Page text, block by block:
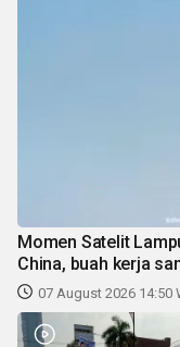
Momen Satelit
China, buah kerja
07 August 2026 14:50